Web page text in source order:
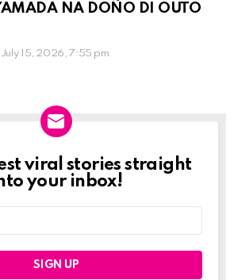
NA DOÑO DI OUTO
July 15, 2026, 7:55 pm
viral stories straight
your inbox!